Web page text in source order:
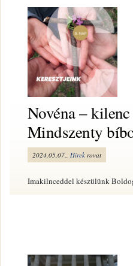
Novéna –
Mindszenty
2024.05.07., Hírek rovat
Imakilnceddel készülünk